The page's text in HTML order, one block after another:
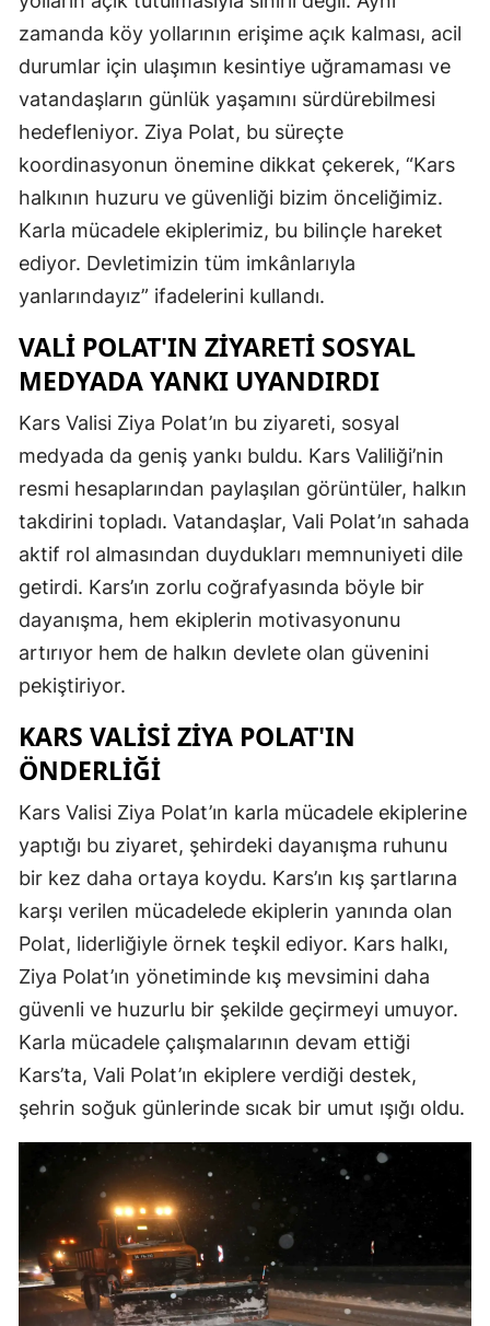
Sivas
Tekirdağ
Trabzon
Tunceli
Şanlıurfa
Van
Yozgat
Zonguldak
Aksaray
Bayburt
Karaman
Batman
Bartın
Yalova
Karabük
Kilis
Osmaniye
zamanda köy yollarının erişime açık kalması, acil
durumlar için ulaşımın kesintiye uğramaması ve
vatandaşların günlük yaşamını sürdürebilmesi
hedefleniyor. Ziya Polat, bu süreçte
koordinasyonun önemine dikkat çekerek, “Kars
halkının huzuru ve güvenliği bizim önceliğimiz.
Karla mücadele ekiplerimiz, bu bilinçle hareket
ediyor. Devletimizin tüm imkânlarıyla
yanlarındayız” ifadelerini kullandı.
VALI POLAT'IN ZIYARETI SOSYAL
MEDYADA YANKI UYANDIRDI
Kars Valisi Ziya Polat’ın bu ziyareti, sosyal
medyada da geniş yankı buldu. Kars Valiliği’nin
resmi hesaplarından paylaşılan görüntüler, halkın
takdirini topladı. Vatandaşlar, Vali Polat’ın sahada
aktif rol almasından duydukları memnuniyeti dile
getirdi. Kars’ın zorlu coğrafyasında böyle bir
dayanışma, hem ekiplerin motivasyonunu
artırıyor hem de halkın devlete olan güvenini
pekiştiriyor.
KARS VALISI ZIYA POLAT'IN
ÖNDERLIĞI
Kars Valisi Ziya Polat’ın karla mücadele ekiplerine
yaptığı bu ziyaret, şehirdeki dayanışma ruhunu
bir kez daha ortaya koydu. Kars’ın kış şartlarına
karşı verilen mücadelede ekiplerin yanında olan
Polat, liderliğiyle örnek teşkil ediyor. Kars halkı,
Ziya Polat’ın yönetiminde kış mevsimini daha
güvenli ve huzurlu bir şekilde geçirmeyi umuyor.
Karla mücadele çalışmalarının devam ettiği
Kars’ta, Vali Polat’ın ekiplere verdiği destek,
şehrin soğuk günlerinde sıcak bir umut ışığı oldu.